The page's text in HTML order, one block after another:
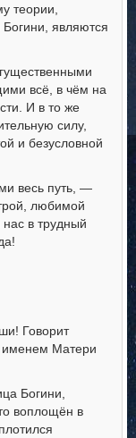
теории,
являются
всё, в чём на
И в то же
силу,
и безусловной
весь путь, —
любимой
в трудный
Говорит
именем Матери
Богини,
воплощён в